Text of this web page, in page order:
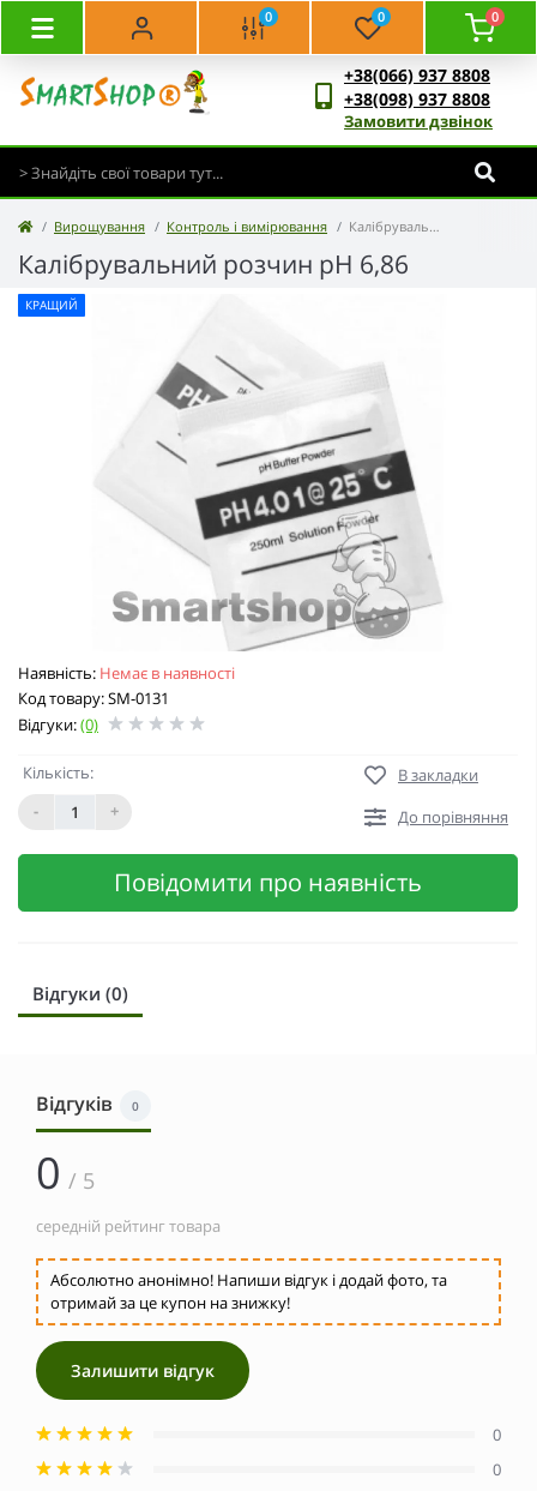
0 0 0
+38(066) 937 8808
+38(098) 937 8808
Замовити дзвінок
Вирощування Контроль і вимірювання Калібрувальний розчин pH 6,86
Калібрувальний розчин pH 6,86
Наявність: Немає в наявності
Код товару: SM-0131
Відгуки:(0)
КРАЩИЙ
Кількість:
-
+
В закладки
До порівняння
Повідомити про наявність
Відгуки (0)
Відгуків 0
0 / 5
середній рейтинг товара
Абсолютно анонімно! Напиши відгук і додай фото, та
отримай за це купон на знижку!
Залишити відгук
0
0